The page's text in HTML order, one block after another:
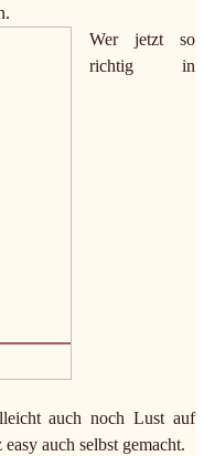
Wer jetzt so
richtig in
auch noch Lust auf
auch selbst gemacht.